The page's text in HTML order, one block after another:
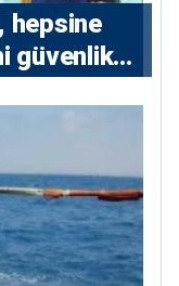
hepsine
güvenlik